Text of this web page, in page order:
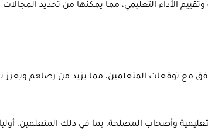
الأداء التعليمي، مما يمكنها من تحديد المجالات
وأصحاب المصلحة، بما في ذلك المتعلمين،